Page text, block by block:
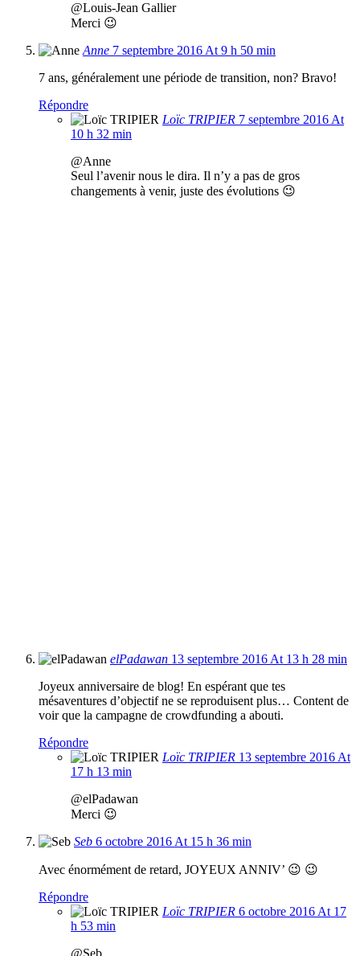
@Louis-Jean Gallier
Merci 😉
Anne 7 septembre 2016 At 9 h 50 min
7 ans, généralement une période de transition, non? Bravo!
Répondre
Loïc TRIPIER 7 septembre 2016 At
10 h 32 min
@Anne
Seul l’avenir nous le dira. Il n’y a pas de gros
changements à venir, juste des évolutions 😉
elPadawan 13 septembre 2016 At 13 h 28 min
Joyeux anniversaire de blog! En espérant que tes
mésaventures d’objectif ne se reproduisent plus… Content de
voir que la campagne de crowdfunding a abouti.
Répondre
Loïc TRIPIER 13 septembre 2016 At
17 h 13 min
@elPadawan
Merci 😉
Seb 6 octobre 2016 At 15 h 36 min
Avec énormément de retard, JOYEUX ANNIV’ 😉 😉
Répondre
Loïc TRIPIER 6 octobre 2016 At 17
h 53 min